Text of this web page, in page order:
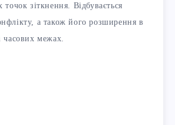
точок зіткнення. Відбувається
а також його розширення в
часових межах.